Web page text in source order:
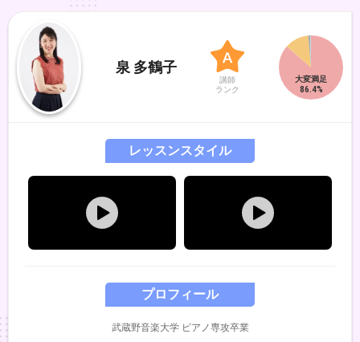
のレコーディングや演奏に参加。2016年、インストバンドGeeNiyZ、
2024年、同教室講師の飯島詩織とサックス/ピアノヴォーカルのユニッ
トemotional theaterを結成。これまでにサックスを中村均、大森義基の
各氏に師事。
泉 多鶴子
講師
ランク
プロフィール
武蔵野音楽大学 ピアノ専攻卒業
レッスンスタイル